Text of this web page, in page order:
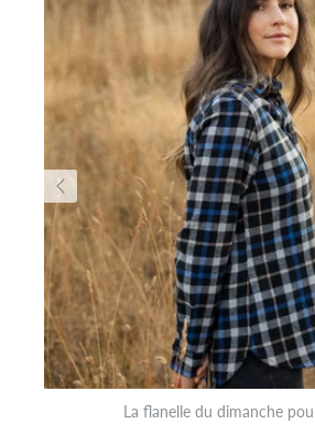
La flanelle du dimanche